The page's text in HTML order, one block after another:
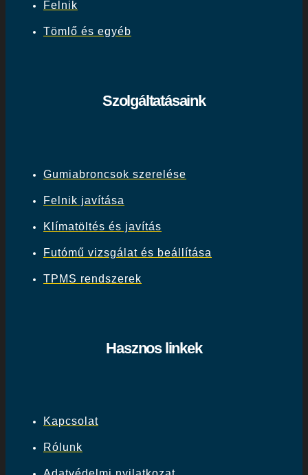
Felnik
Tömlő és egyéb
Szolgáltatásaink
Gumiabroncsok szerelése
Felnik javítása
Klímatöltés és javítás
Futómű vizsgálat és beállítása
TPMS rendszerek
Hasznos linkek
Kapcsolat
Rólunk